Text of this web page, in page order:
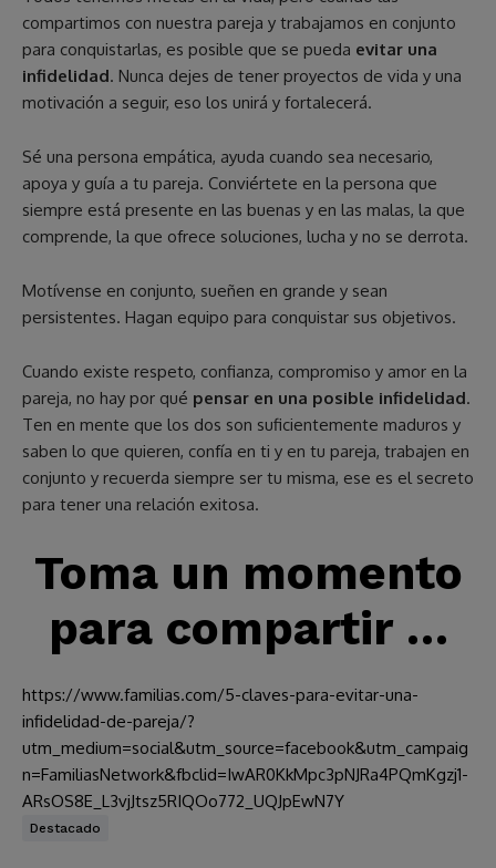
compartimos con nuestra pareja y trabajamos en conjunto
para conquistarlas, es posible que se pueda evitar una
infidelidad. Nunca dejes de tener proyectos de vida y una
motivación a seguir, eso los unirá y fortalecerá.
Sé una persona empática, ayuda cuando sea necesario,
apoya y guía a tu pareja. Conviértete en la persona que
siempre está presente en las buenas y en las malas, la que
comprende, la que ofrece soluciones, lucha y no se derrota.
Motívense en conjunto, sueñen en grande y sean
persistentes. Hagan equipo para conquistar sus objetivos.
Cuando existe respeto, confianza, compromiso y amor en la
pareja, no hay por qué pensar en una posible infidelidad.
Ten en mente que los dos son suficientemente maduros y
saben lo que quieren, confía en ti y en tu pareja, trabajen en
conjunto y recuerda siempre ser tu misma, ese es el secreto
para tener una relación exitosa.
Toma un momento
para compartir …
https://www.familias.com/5-claves-para-evitar-una-
infidelidad-de-pareja/?
utm_medium=social&utm_source=facebook&utm_campaig
n=FamiliasNetwork&fbclid=IwAR0KkMpc3pNJRa4PQmKgzj1-
ARsOS8E_L3vjJtsz5RIQOo772_UQJpEwN7Y
Destacado